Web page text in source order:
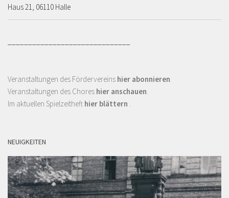
Haus 21, 06110 Halle
Veranstaltungen des Fördervereins hier abonnieren.
Veranstaltungen des Chores hier anschauen.
Im aktuellen Spielzeitheft hier blättern .
NEUIGKEITEN